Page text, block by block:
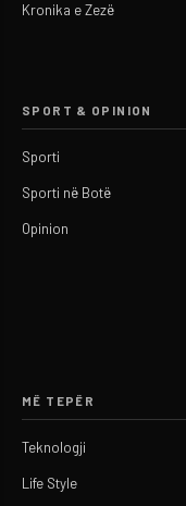
Kronika e Zezë
SPORT & OPINION
Sporti
Sporti në Botë
Opinion
MË TEPËR
Teknologji
Life Style